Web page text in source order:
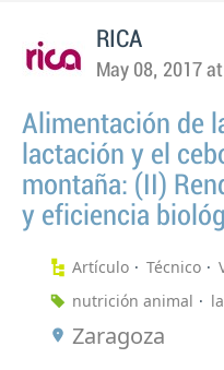
RICA
May 08, 2017
Alimentación de
lactación y el
montaña: (II)
y eficiencia
Artículo Técnico
nutrición animal
Zaragoza